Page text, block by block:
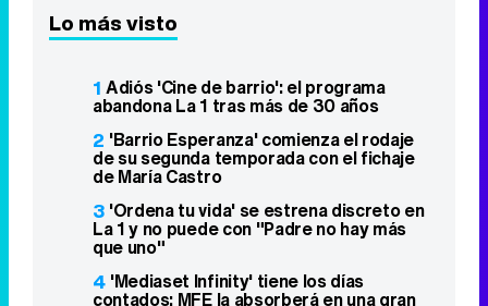
de María Castro
La 1 y no puede con "Padre no hay más
que uno"
4 'Mediaset Infinity' tiene los días
contados: MFE la absorberá en una gran
plataforma europea
5 '¡Salta!' sube en Antena 3 y lidera la
noche del miércoles con un 9,1%
6 Aida Bao ficha por 'Mañaneros 360' con
el regreso de Intxaurrondo a 'La Hora de
La 1'